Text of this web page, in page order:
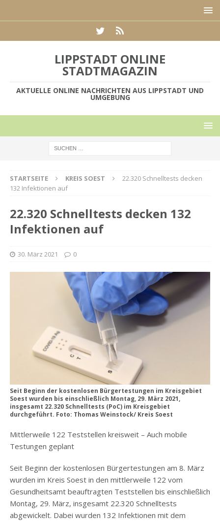
LIPPSTADT ONLINE
STADTMAGAZIN
AKTUELLE ONLINE NACHRICHTEN AUS LIPPSTADT UND
UMGEBUNG
STARTSEITE KREIS SOEST
22.320 Schnelltests decken
132 Infektionen auf
22.320 Schnelltests decken 132
Infektionen auf
30. März 2021 0
Seit Beginn der kostenlosen Bürgertestungen im Kreisgebiet
Soest wurden bis einschließlich Montag, 29. März 2021,
insgesamt 22.320 Schnelltests (PoC) im Kreisgebiet
durchgeführt. Foto: Thomas Weinstock/ Kreis Soest
Mittlerweile 122 Teststellen kreisweit – Auch mobile
Testungen geplant
Seit Beginn der kostenlosen Bürgertestungen am 8. März
wurden im Kreis Soest in den mittlerweile 122 vom
Gesundheitsamt beauftragten Teststellen bis einschließlich
Montag, 29. März, insgesamt 22.320 Schnelltests
abgewickelt. Dabei wurden 132 Infektionen mit dem